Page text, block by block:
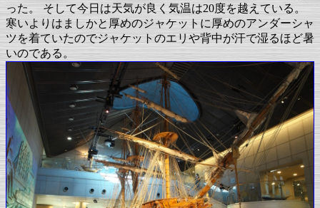
った。 そして今日は天気が良く気温は20度を越えている。
寒いよりはましかと厚めのジャケットに厚めのアンダーシャ
ツを着ていたのでジャケットのエリや背中が汗で湿るほど暑
いのである。